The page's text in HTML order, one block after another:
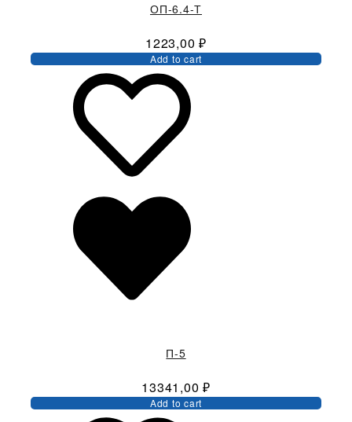
ОП-6.4-Т
1223,00₽
Add to cart
П-5
13341,00 ₽
Add to cart